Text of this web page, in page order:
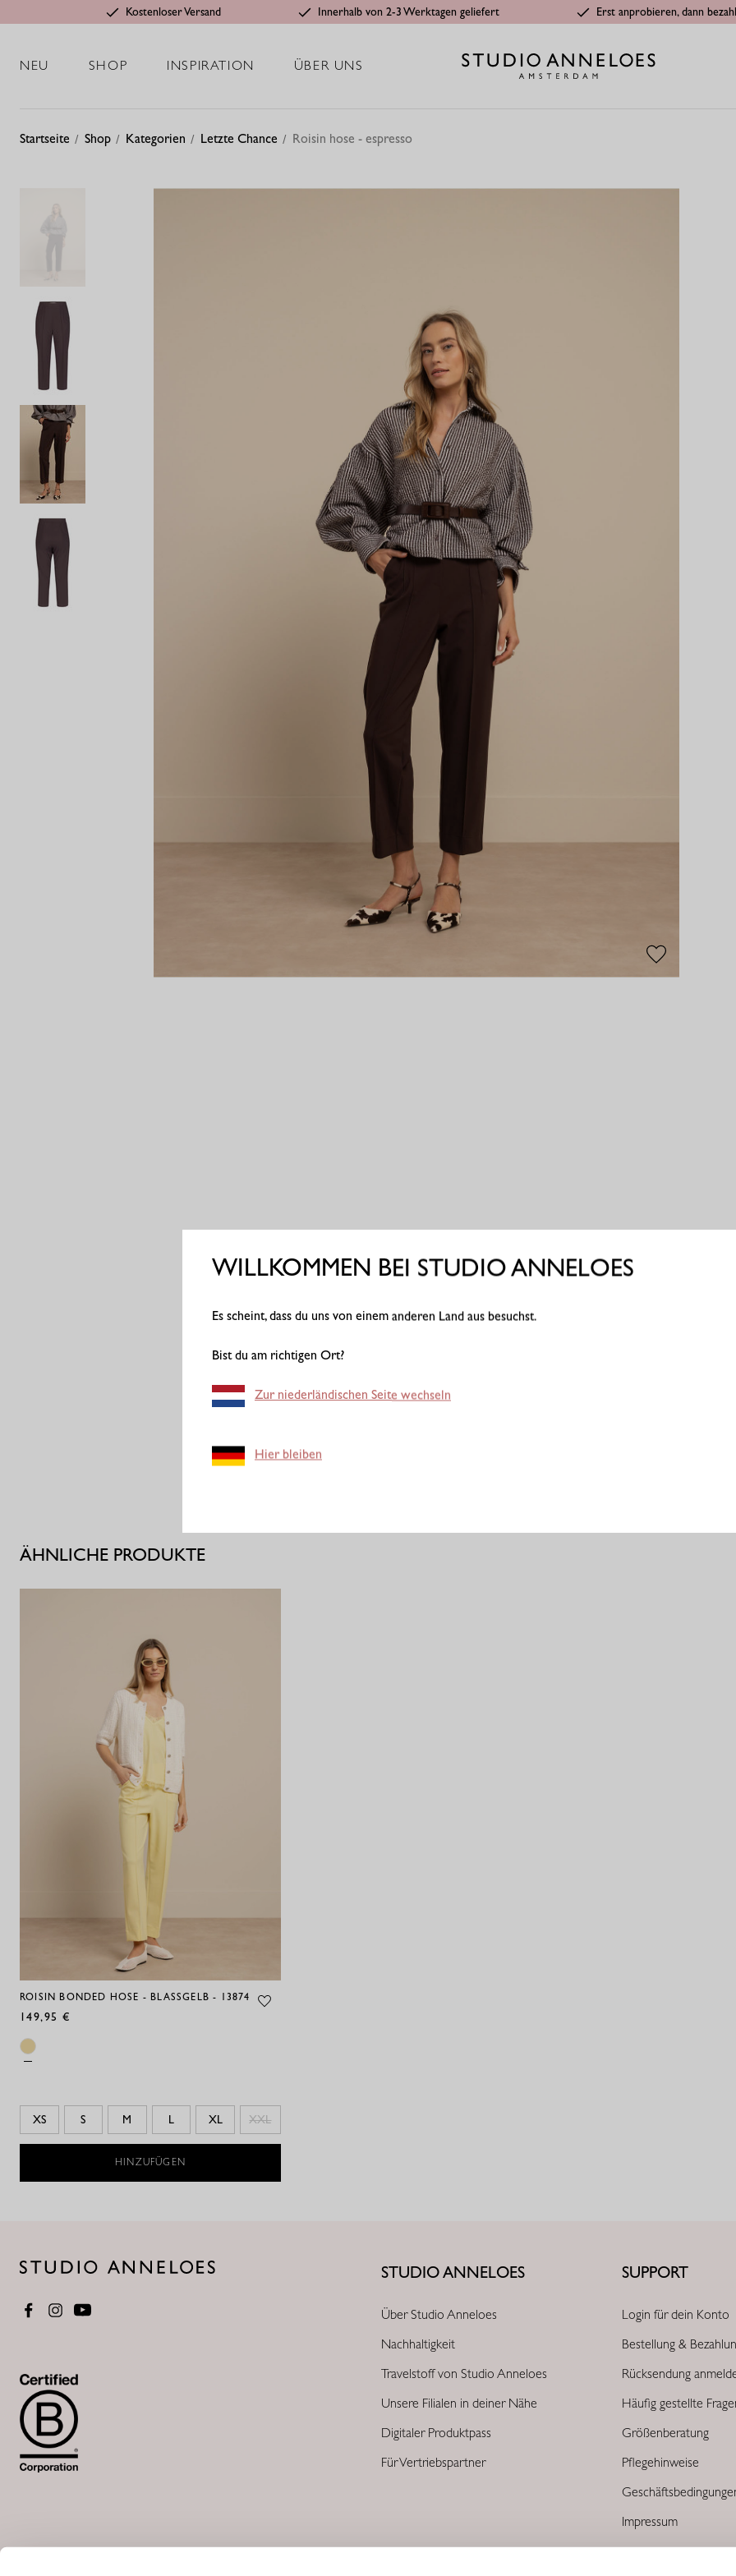
Kostenloser Versand Innerhalb von 2-3 Werktagen geliefert Erst anprobieren, dann
NEU SHOP INSPIRATION ÜBER UNS
Startseite Shop Kategorien Letzte Chance Roisin hose - espresso
ÄHNLICHE PRODUKTE
ROISIN BONDED HOSE - BLASSGELB - 13874
149,95 €
XS S M L XL XXL
HINZUFÜGEN
STUDIO ANNELOES
Über Studio Anneloes
Nachhaltigkeit
Travelstoff von Studio Anneloes
Unsere Filialen in deiner Nähe
Digitaler Produktpass
Für Vertriebspartner
SUPPORT
Login für dein Konto
Bestellung &
Rücksendung
Häufig gestellte
Größenberatung
Pflegehinweise
Impressum
WILLKOMMEN BEI STUDIO ANNELOES
Es scheint, dass du uns von einem anderen Land aus besuchst.
Bist du am richtigen Ort?
Zur niederländischen Seite wechseln
Hier bleiben